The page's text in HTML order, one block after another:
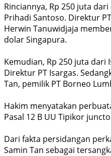
Rinciannya, Rp 250 juta
Prihadi Santoso. Direktur
Herwin Tanuwidjaja
dolar Singapura.
Kemudian, Rp 250 juta dari
Direktur PT Isargas.
Tan, pemilik PT Borneo
Hakim menyatakan
Pasal 12 B UU Tipikor
Dari fakta persidangan
Samin Tan sebagai